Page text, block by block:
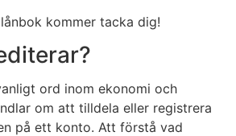
kommer tacka dig!
ord inom ekonomi och
om att tilldela eller registrera
på ett konto. Att förstå vad